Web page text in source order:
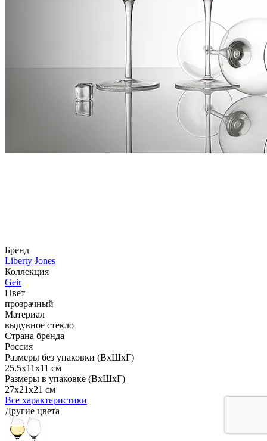
Бренд
Liberty Jones
Коллекция
Geir
Цвет
прозрачный
Материал
выдувное стекло
Страна бренда
Россия
Размеры без упаковки (ВхШхГ)
25.5x11x11 см
Размеры в упаковке (ВхШхГ)
27x21x21 см
Все характеристики
Другие цвета